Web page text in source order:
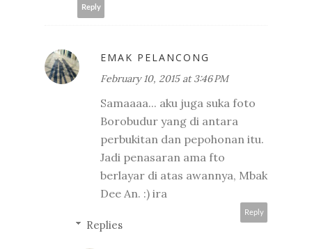
Reply
EMAK PELANCONG
February 10, 2015 at 3:46 PM
Samaaaa... aku juga suka foto
Borobudur yang di antara
perbukitan dan pepohonan itu.
Jadi penasaran ama fto
berlayar di atas awannya, Mbak
Dee An. :) ira
Reply
Replies